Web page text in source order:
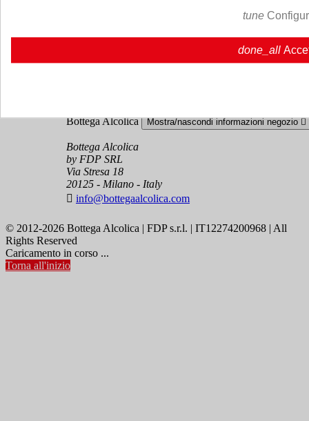
Mostra/nascondi i link del tuo account
Bottega Alcolica Mostra/nascondi informazioni negozio 
Bottega Alcolica
by FDP SRL
Via Stresa 18
20125 - Milano - Italy
 info@bottegaalcolica.com
© 2012-2026 Bottega Alcolica | FDP s.r.l. | IT12274200968 | All
Rights Reserved
Caricamento in corso ...
Torna all'inizio
tune
done_all